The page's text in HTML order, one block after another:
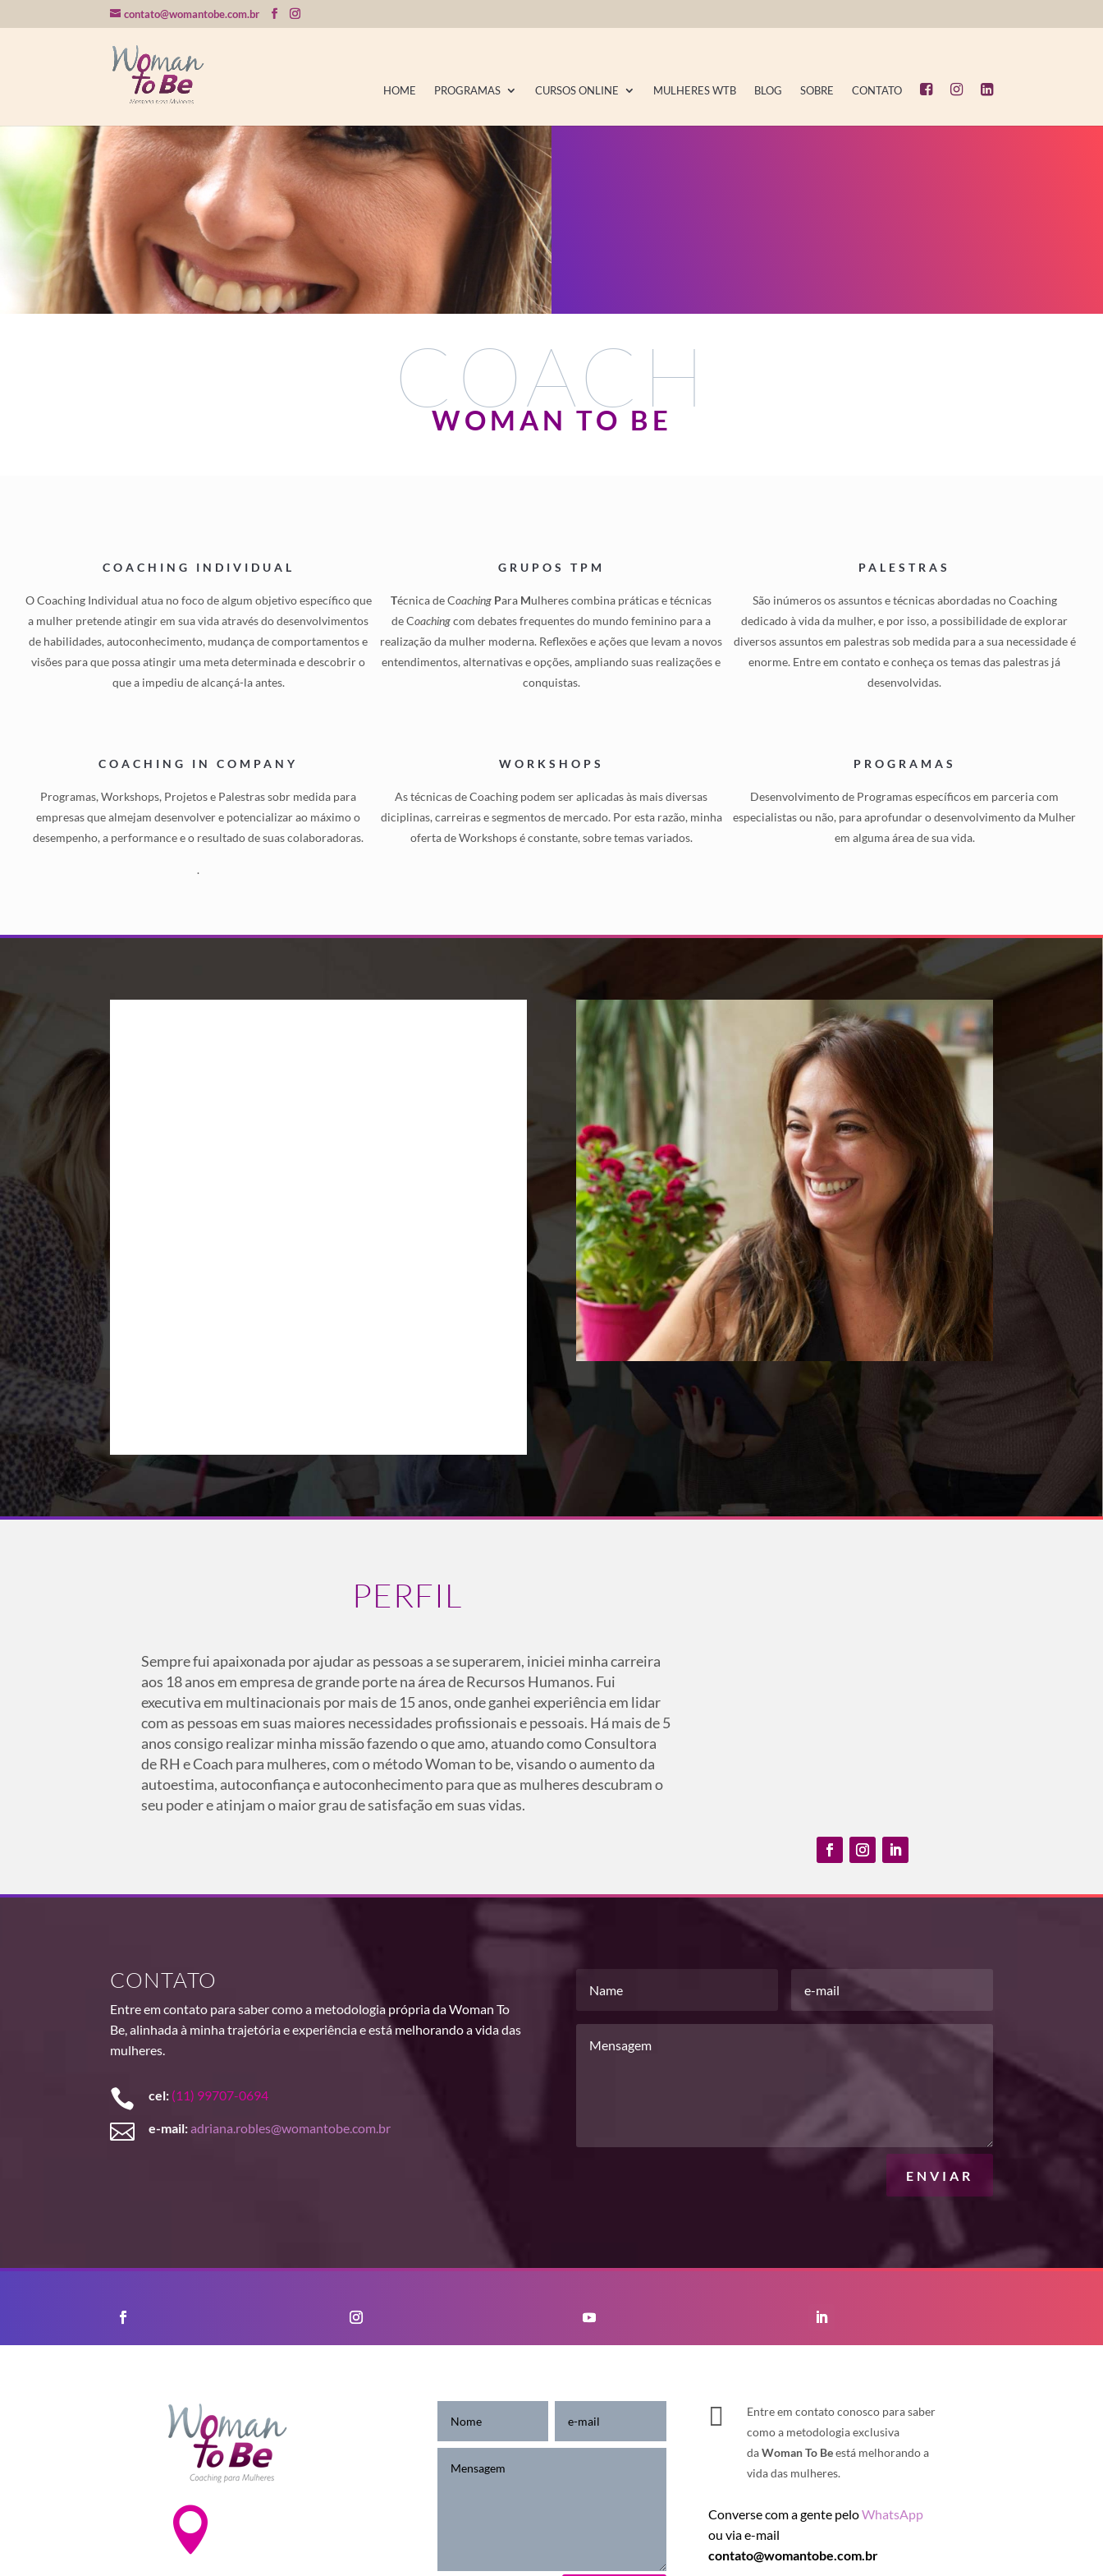
contato@womantobe.com.br
HOME PROGRAMAS CURSOS ONLINE MULHERES WTB BLOG SOBRE CONTATO
COACH
WOMAN TO BE
COACHING INDIVIDUAL
O Coaching Individual atua no foco de algum objetivo específico que
a mulher pretende atingir em sua vida através do desenvolvimentos
de habilidades, autoconhecimento, mudança de comportamentos e
visões para que possa atingir uma meta determinada e descobrir o
que a impediu de alcançá-la antes.
COACHING IN COMPANY
Programas, Workshops, Projetos e Palestras sobr medida para
empresas que almejam desenvolver e potencializar ao máximo o
desempenho, a performance e o resultado de suas colaboradoras.
.
GRUPOS TPM
Técnica de Coaching Para Mulheres combina práticas e técnicas
de Coachingcom debates frequentes do mundo feminino para a
realização da mulher moderna. Reflexões e ações que levam a novos
entendimentos, alternativas e opções, ampliando suas realizações e
conquistas.
WORKSHOPS
As técnicas de Coaching podem ser aplicadas às mais diversas
diciplinas, carreiras e segmentos de mercado. Por esta razão, minha
oferta de Workshops é constante, sobre temas variados.
PALESTRAS
São inúmeros os assuntos e técnicas abordadas no Coaching
dedicado à vida da mulher, e por isso, a possibilidade de explorar
diversos assuntos em palestras sob medida para a sua necessidade é
enorme. Entre em contato e conheça os temas das palestras já
desenvolvidas.
PROGRAMAS
Desenvolvimento de Programas específicos em parceria com
especialistas ou não, para aprofundar o desenvolvimento da Mulher
em alguma área de sua vida.
PERFIL
Sempre fui apaixonada por ajudar as pessoas a se superarem, iniciei minha carreira
aos 18 anos em empresa de grande porte na área de Recursos Humanos. Fui
executiva em multinacionais por mais de 15 anos, onde ganhei experiência em lidar
com as pessoas em suas maiores necessidades profissionais e pessoais. Há mais de 5
anos consigo realizar minha missão fazendo o que amo, atuando como Consultora
de RH e Coach para mulheres, com o método Woman to be, visando o aumento da
autoestima, autoconfiança e autoconhecimento para que as mulheres descubram o
seu poder e atinjam o maior grau de satisfação em suas vidas.
CONTATO
Entre em contato para saber como a metodologia própria da Woman To
Be, alinhada à minha trajetória e experiência e está melhorando a vida das
mulheres.
 cel: (11) 99707-0694
 e-mail:adriana.robles@womantobe.com.br
ENVIAR


Entre em contato conosco para saber
como a metodologia exclusiva
daWoman To Beestá melhorando a
vida das mulheres.
Converse com a gente peloWhatsApp
ou via e-mail
contato@womantobe.com.br